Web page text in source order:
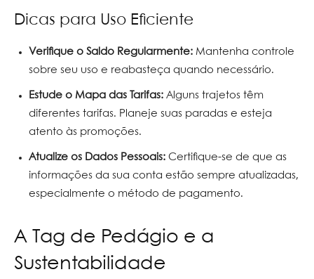
Dicas para Uso Eficiente
Verifique o Saldo Regularmente: Mantenha controle
sobre seu uso e reabasteça quando necessário.
Estude o Mapa das Tarifas: Alguns trajetos têm
diferentes tarifas. Planeje suas paradas e esteja
atento às promoções.
Atualize os Dados Pessoais: Certifique-se de que as
informações da sua conta estão sempre atualizadas,
especialmente o método de pagamento.
A Tag de Pedágio e a
Sustentabilidade